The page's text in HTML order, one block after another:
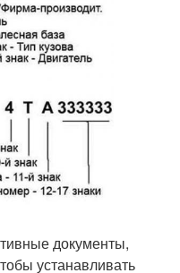
документы,
устанавливать